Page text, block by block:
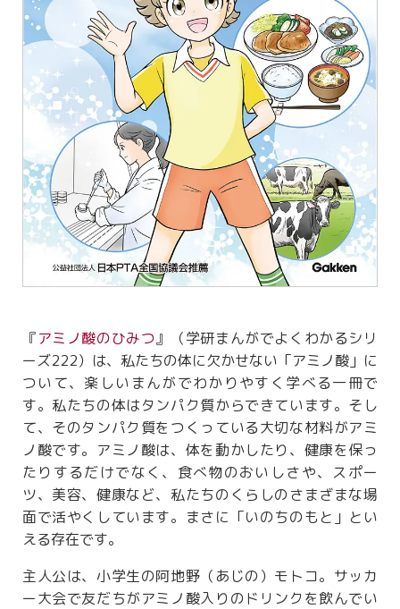
『アミノ酸のひみつ』（学研まんがでよくわかるシリ
ーズ222）は、私たちの体に欠かせない「アミノ酸」に
ついて、楽しいまんがでわかりやすく学べる一冊で
す。私たちの体はタンパク質からできています。そし
て、そのタンパク質をつくっている大切な材料がアミ
ノ酸です。アミノ酸は、体を動かしたり、健康を保っ
たりするだけでなく、食べ物のおいしさや、スポー
ツ、美容、健康など、私たちのくらしのさまざまな場
面で活やくしています。まさに「いのちのもと」とい
える存在です。
主人公は、小学生の阿地野（あじの）モトコ。サッカ
ー大会で友だちがアミノ酸入りのドリンクを飲んでい